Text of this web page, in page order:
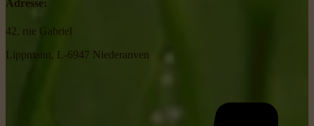
Adresse:
42, rue Gabriel
Lippmann, L-6947 Niederanven